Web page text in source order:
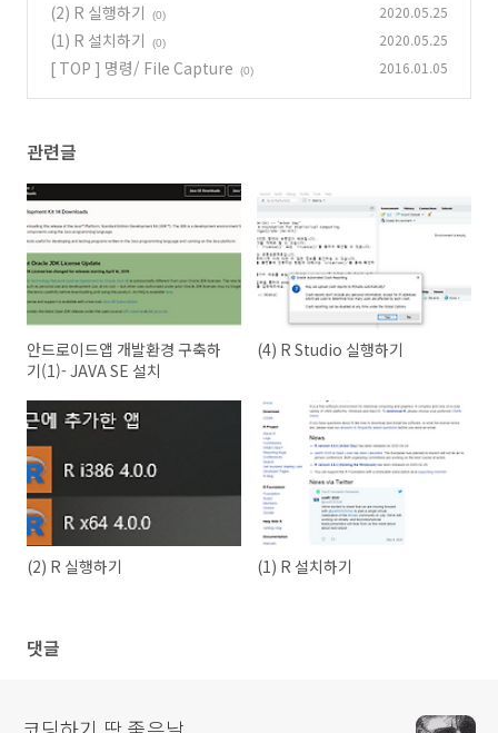
(2) R 실행하기 (0) 2020.05.25
(1) R 설치하기 (0) 2020.05.25
[ TOP ] 명령/ File Capture (0) 2016.01.05
관련글
안드로이드앱 개발환경 구축하
기(1)- JAVA SE 설치
(4) R Studio 실행하기
(2) R 실행하기 (1) R 설치하기
댓글